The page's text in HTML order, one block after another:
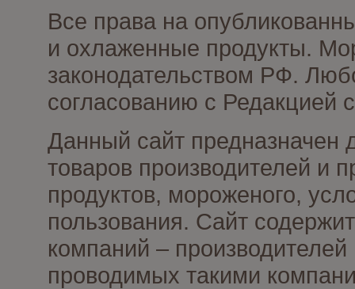
Все права на
и охлаженные продукты.
законодательством РФ.
согласованию с Редакцией
Данный сайт предназначен
товаров производителей и
продуктов, мороженого,
пользования. Сайт
компаний –
проводимых такими